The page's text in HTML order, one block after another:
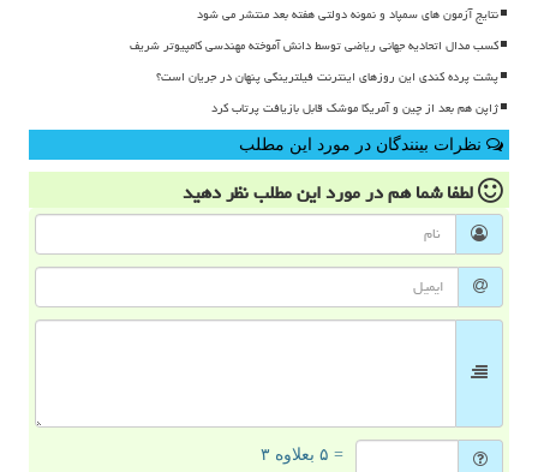
نتایج آزمون های سمپاد و نمونه دولتی هفته بعد منتشر می شود
کسب مدال اتحادیه جهانی ریاضی توسط دانش آموخته مهندسی کامپیوتر شریف
پشت پرده کندی این روزهای اینترنت فیلترینگی پنهان در جریان است؟
ژاپن هم بعد از چین و آمریکا موشک قابل بازیافت پرتاب کرد
نظرات بینندگان در مورد این مطلب
لطفا شما همدر مورد این مطلبنظر دهید
= ۵ بعلاوه ۳